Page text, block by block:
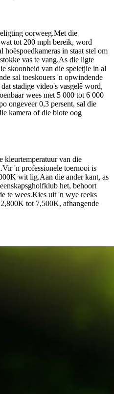
oorweeg.Met die
tot 200 mph bereik, word
in staat stel om
vas te vang.As die ligte
skoonheid van die speletjie in al
sal toeskouers 'n opwindende
stadige video's vasgelê word,
wees met 5 000 tot 6 000
ongeveer 0,3 persent, sal die
kamera of die blote oog
kleurtemperatuur van die
'n professionele toernooi is
wit lig.Aan die ander kant, as
het, behoort
te wees.Kies uit 'n wye reeks
tot 7,500K, afhangende